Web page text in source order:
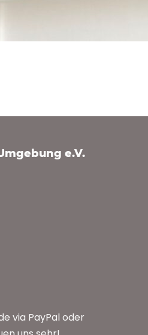
e.V.
via PayPal oder